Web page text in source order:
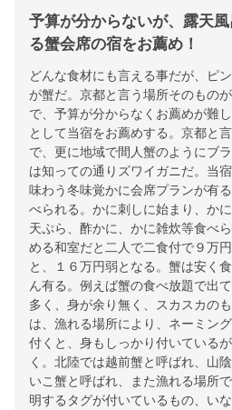
予算が分からないが、露天
る蟹会席の宿をお薦め！
どんな食材にも言える事だが、ピ
が蟹だ。京都と言う場所そのもの
で、予算が分からなくお薦めが難
として当宿をお薦めする。京都と
で、更に地域で間人蟹のようにブ
は知っての通りズワイガニだ。当
味わう冬味覚かに会席プランが有
べられる。かに刺しに始まり、か
天ぷら、酢かに、かに雑炊等食べ
める和室だと二人で二食付で９万
と、１６万円弱となる。蟹は安く
ん有る。例えば蟹の食べ放題で出
多く、身が余り無く、スカスカの
は、漁れる場所により、ネーミン
付くと、身もしっかり付いている
く。北陸では越前蟹と呼ばれ、山
いこ蟹と呼ばれ、また漁れる場所
明するタグが付いているもの、い